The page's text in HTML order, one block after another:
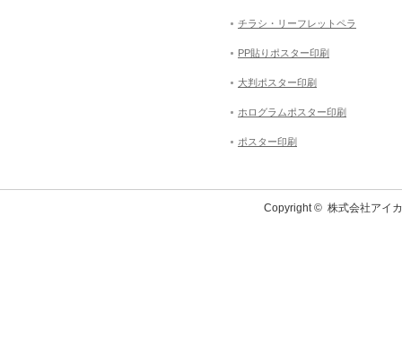
チラシ・リーフレットペラ
PP貼りポスター印刷
大判ポスター印刷
ホログラムポスター印刷
ポスター印刷
Copyright © 株式会社アイ